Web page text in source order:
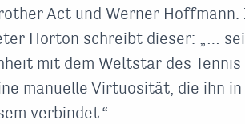
Act und Werner
Horton schreibt dieser: „…
mit dem Weltstar des
manuelle Virtuosität, die ihn
verbindet.“